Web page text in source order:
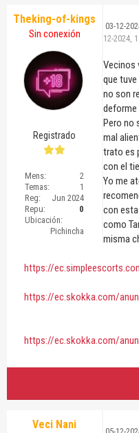
Theking-of-kings
Sin conexión
Registrado
Mens:
2
Temas:
1
Reg:
Jun 2024
Repu:
0
Ubicación:
Pichincha
03-12-
12-2024,
Vecinos
que
no son
deforme
Pero no
mal
trato es
con el
Yo me
con
como
misma
https://
https://ec.skokka.com/
https://ec.skokka.com/
Veci Nani